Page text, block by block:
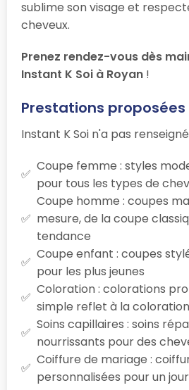
sublime son visage et
cheveux.
Prenez rendez-vous dès
Instant K Soi à Royan !
Prestations proposées
Instant K Soi n'a pas
Coupe femme : styles
pour tous les types de
Coupe homme : coupes
mesure, de la coupe
tendance
Coupe enfant : coupes
pour les plus jeunes
Coloration : colorations
simple reflet à la
Soins capillaires : soins
nourrissants pour des
Coiffure de mariage :
personnalisées pour un